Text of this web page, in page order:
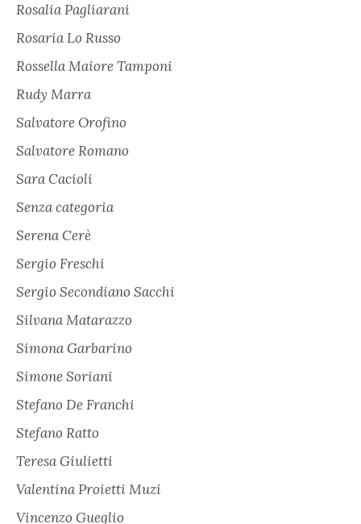
Rosalia Pagliarani
Rosaria Lo Russo
Rossella Maiore Tamponi
Rudy Marra
Salvatore Orofino
Salvatore Romano
Sara Cacioli
Senza categoria
Serena Cerè
Sergio Freschi
Sergio Secondiano Sacchi
Silvana Matarazzo
Simona Garbarino
Simone Soriani
Stefano De Franchi
Stefano Ratto
Teresa Giulietti
Valentina Proietti Muzi
Vincenzo Gueglio